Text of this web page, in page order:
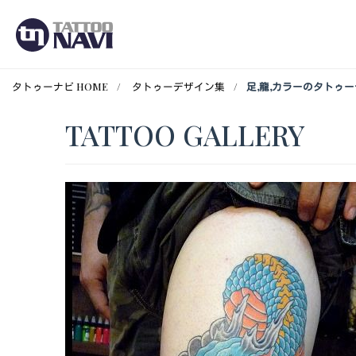
タトゥーナビ HOME タトゥーデザイン集 足,龍,カラーのタトゥ
TATTOO GALLERY